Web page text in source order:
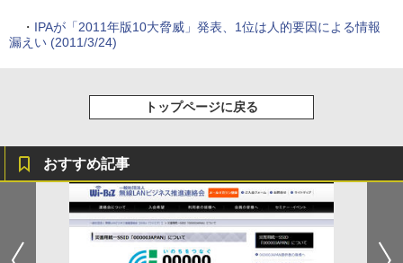
・ IPAが「2011年版10大脅威」発表、1位は人的要因による情報
漏えい (2011/3/24)
トップページに戻る
おすすめ記事